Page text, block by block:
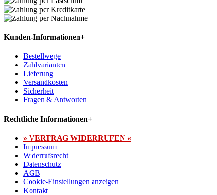
Kunden-Informationen+
Bestellwege
Zahlvarianten
Lieferung
Versandkosten
Sicherheit
Fragen & Antworten
Rechtliche Informationen+
» VERTRAG WIDERRUFEN «
Impressum
Widerrufsrecht
Datenschutz
AGB
Cookie-Einstellungen anzeigen
Kontakt